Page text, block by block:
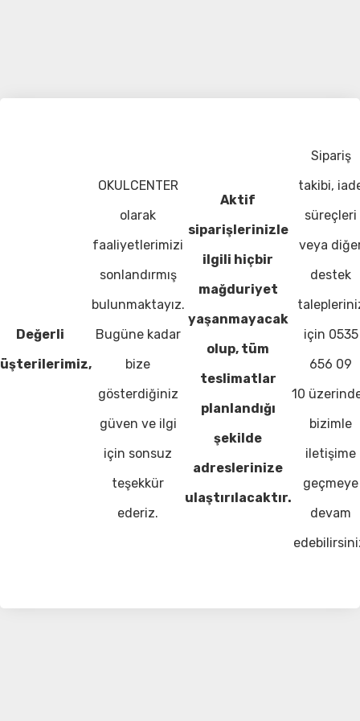
Değerli
OKULCENTER
olarak
faaliyetlerimizi
sonlandırmış
bulunmaktayız.
Bugüne kadar
bize
gösterdiğiniz
güven ve ilgi
için sonsuz
teşekkür
ederiz.
Aktif
siparişlerinizle
ilgili hiçbir
mağduriyet
yaşanmayacak
olup, tüm
teslimatlar
planlandığı
şekilde
adreslerinize
ulaştırılacaktır.
Sipariş
takibi,
süreçleri
veya
destek
için 0535
656 09
10
bizimle
iletişime
geçmeye
devam